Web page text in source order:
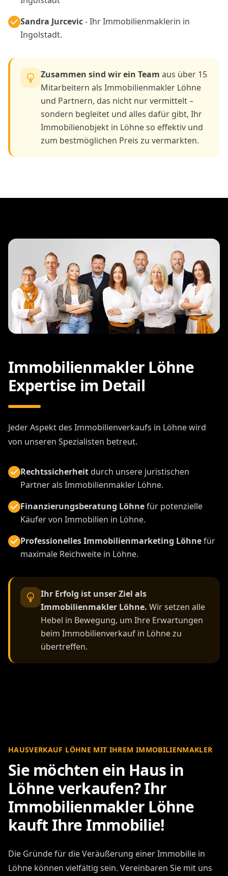
Sandra Jurcevic- Ihr Immobilienmaklerin in
Ingolstadt.
Zusammen sind wir ein Team aus über 15
Mitarbeitern als Immobilienmakler Löhne
und Partnern, das nicht nur vermittelt –
sondern begleitet und alles dafür gibt, Ihr
Immobilienobjekt in Löhne so effektiv und
zum bestmöglichen Preis zu vermarkten.
Immobilienmakler Löhne
Expertise im Detail
Jeder Aspekt des Immobilienverkaufs in Löhne wird
von unseren Spezialisten betreut.
Rechtssicherheitdurch unsere juristischen
Partner als Immobilienmakler Löhne.
Finanzierungsberatung Löhnefür potenzielle
Käufer von Immobilien in Löhne.
Professionelles Immobilienmarketing Löhnefür
maximale Reichweite in Löhne.
Ihr Erfolg ist unser Ziel als
Immobilienmakler Löhne. Wir setzen alle
Hebel in Bewegung, um Ihre Erwartungen
beim Immobilienverkauf in Löhne zu
übertreffen.
HAUSVERKAUF LÖHNE MIT IHREM IMMOBILIENMAKLER
Sie möchten ein Haus in
Löhne verkaufen? Ihr
Immobilienmakler Löhne
kauft Ihre Immobilie!
Die Gründe für die Veräußerung einer Immobilie in
Löhne können vielfältig sein. Vereinbaren Sie mit uns